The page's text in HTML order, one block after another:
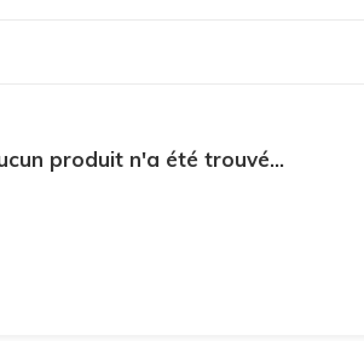
produit n'a été trouvé...